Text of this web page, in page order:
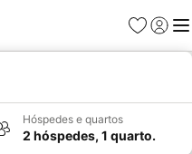
Favoritos
Iniciar
Hóspedes e quartos
2 hóspedes, 1 quarto.